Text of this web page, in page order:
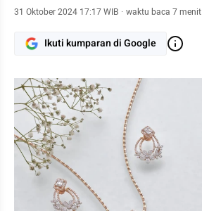
31 Oktober 2024 17:17 WIB · waktu baca 7 menit
Ikuti kumparan di Google